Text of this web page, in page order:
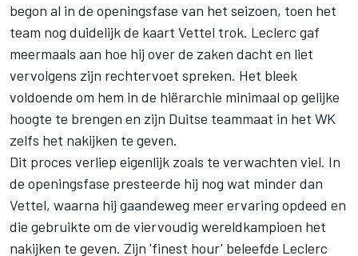
begon al in de openingsfase van het seizoen, toen het
team nog duidelijk de kaart Vettel trok. Leclerc gaf
meermaals aan hoe hij over de zaken dacht en liet
vervolgens zijn rechtervoet spreken. Het bleek
voldoende om hem in de hiërarchie minimaal op gelijke
hoogte te brengen en zijn Duitse teammaat in het WK
zelfs het nakijken te geven.
Dit proces verliep eigenlijk zoals te verwachten viel. In
de openingsfase presteerde hij nog wat minder dan
Vettel, waarna hij gaandeweg meer ervaring opdeed en
die gebruikte om de viervoudig wereldkampioen het
nakijken te geven. Zijn 'finest hour' beleefde Leclerc